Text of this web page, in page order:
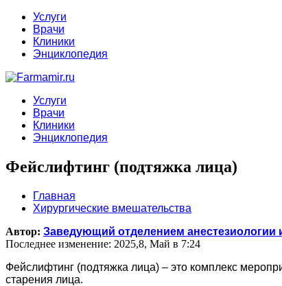
Услуги
Врачи
Клиники
Энциклопедия
Услуги
Врачи
Клиники
Энциклопедия
Фейслифтинг (подтяжка лица)
Главная
Хирургические вмешательства
Автор: Заведующий отделением анестезиологии
Последнее изменение: 2025,8, Май в 7:24
Фейслифтинг (подтяжка лица) – это комплекс
старения лица.